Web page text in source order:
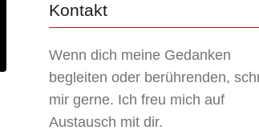
Kontakt
Wenn dich meine Gedanken
begleiten oder berührenden,
mir gerne. Ich freu mich auf
Austausch mit dir.